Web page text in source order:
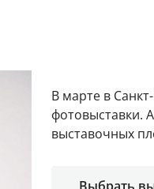
В марте в
фотовыставки.
выставочных
Выбрать